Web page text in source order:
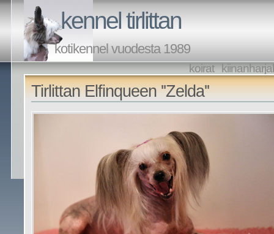
kennel tirlittan
kotikennel vuodesta 1989
koirat
Tirlittan Elfinqueen ''Zelda''